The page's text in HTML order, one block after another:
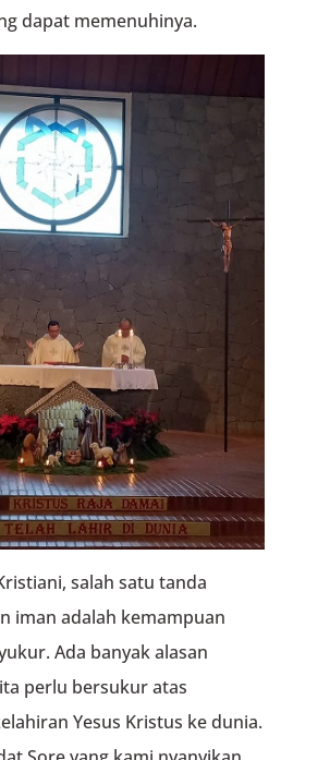
dapat memenuhinya.
salah satu tanda
iman adalah kemampuan
Ada banyak alasan
perlu bersukur atas
Yesus Kristus ke dunia.